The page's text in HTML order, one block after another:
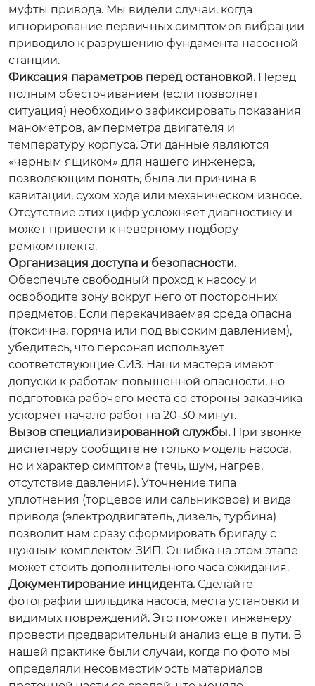
муфты привода. Мы видели случаи, когда
игнорирование первичных симптомов вибрации
приводило к разрушению фундамента насосной
станции.
Фиксация параметров перед остановкой.Перед
полным обесточиванием (если позволяет
ситуация) необходимо зафиксировать показания
манометров, амперметра двигателя и
температуру корпуса. Эти данные являются
«черным ящиком» для нашего инженера,
позволяющим понять, была ли причина в
кавитации, сухом ходе или механическом износе.
Отсутствие этих цифр усложняет диагностику и
может привести к неверному подбору
ремкомплекта.
Организация доступа и безопасности.
Обеспечьте свободный проход к насосу и
освободите зону вокруг него от посторонних
предметов. Если перекачиваемая среда опасна
(токсична, горяча или под высоким давлением),
убедитесь, что персонал использует
соответствующие СИЗ. Наши мастера имеют
допуски к работам повышенной опасности, но
подготовка рабочего места со стороны заказчика
ускоряет начало работ на 20-30 минут.
Вызов специализированной службы.При звонке
диспетчеру сообщите не только модель насоса,
но и характер симптома (течь, шум, нагрев,
отсутствие давления). Уточнение типа
уплотнения (торцевое или сальниковое) и вида
привода (электродвигатель, дизель, турбина)
позволит нам сразу сформировать бригаду с
нужным комплектом ЗИП. Ошибка на этом этапе
может стоить дополнительного часа ожидания.
Документирование инцидента.Сделайте
фотографии шильдика насоса, места установки и
видимых повреждений. Это поможет инженеру
провести предварительный анализ еще в пути. В
нашей практике были случаи, когда по фото мы
определяли несовместимость материалов